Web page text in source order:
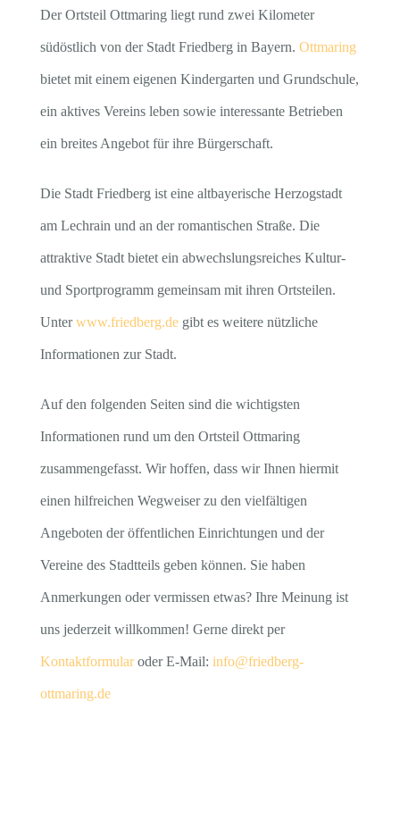
Der Ortsteil Ottmaring liegt rund zwei Kilometer
südöstlich von der Stadt Friedberg in Bayern. Ottmaring
bietet mit einem eigenen Kindergarten und Grundschule,
ein aktives Vereins leben sowie interessante Betrieben
ein breites Angebot für ihre Bürgerschaft.
Die Stadt Friedberg ist eine altbayerische Herzogstadt
am Lechrain und an der romantischen Straße. Die
attraktive Stadt bietet ein abwechslungsreiches Kultur-
und Sportprogramm gemeinsam mit ihren Ortsteilen.
Unterwww.friedberg.degibt es weitere nützliche
Informationen zur Stadt.
Auf den folgenden Seiten sind die wichtigsten
Informationen rund um den Ortsteil Ottmaring
zusammengefasst. Wir hoffen, dass wir Ihnen hiermit
einen hilfreichen Wegweiser zu den vielfältigen
Angeboten der öffentlichen Einrichtungen und der
Vereine des Stadtteils geben können. Sie haben
Anmerkungen oder vermissen etwas? Ihre Meinung ist
uns jederzeit willkommen! Gerne direkt per
Kontaktformularoder E-Mail: info@friedberg-
ottmaring.de